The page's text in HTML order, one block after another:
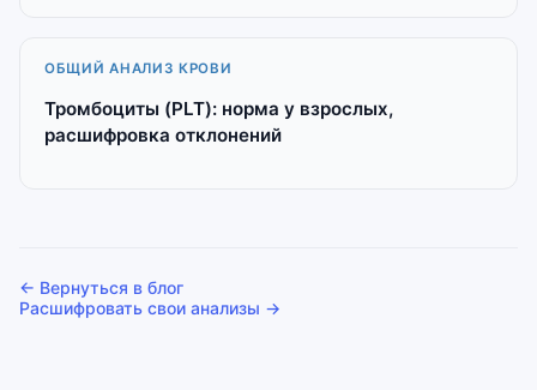
ОБЩИЙ АНАЛИЗ КРОВИ
Тромбоциты (PLT): норма у взрослых,
расшифровка отклонений
← Вернуться в блог
Расшифровать свои анализы →